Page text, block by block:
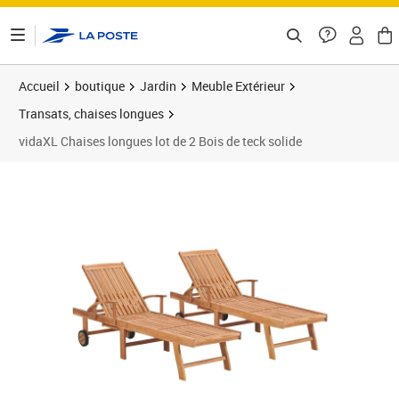
Accueil boutique Jardin
Meuble Extérieur
Transats, chaises longues
vidaXL Chaises longues lot de 2 Bois de teck solide